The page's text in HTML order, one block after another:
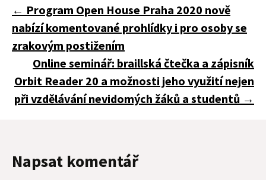
Navigace
pro
příspěvky
← Program Open House Praha 2020 nově
nabízí komentované prohlídky i pro osoby se
zrakovým postižením
Online seminář: braillská čtečka a zápisník
Orbit Reader 20 a možnosti jeho využití nejen
při vzdělávání nevidomých žáků a studentů →
Napsat komentář